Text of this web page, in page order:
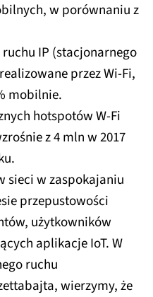
w porównaniu z
ruchu IP (stacjonarnego
przez Wi-Fi,
mobilnie.
hotspotów W-Fi
z 4 mln w 2017
sieci w zaspokajaniu
przepustowości
użytkowników
aplikacje IoT. W
ruchu
wierzymy, że